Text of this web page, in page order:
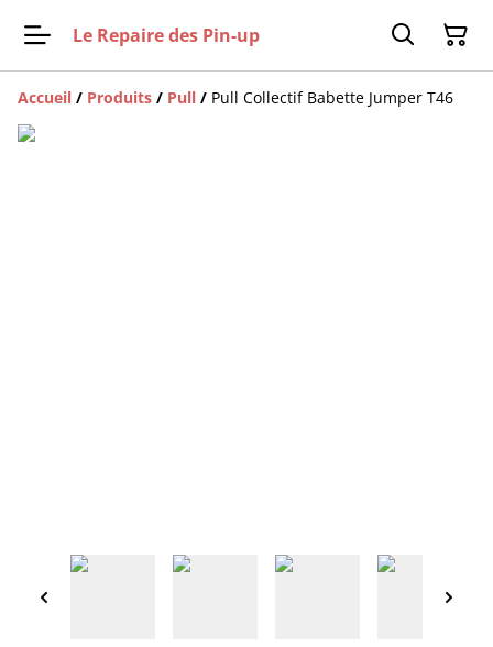
Le Repaire des Pin-up
Accueil / Produits / Pull / Pull Collectif Babette Jumper T46